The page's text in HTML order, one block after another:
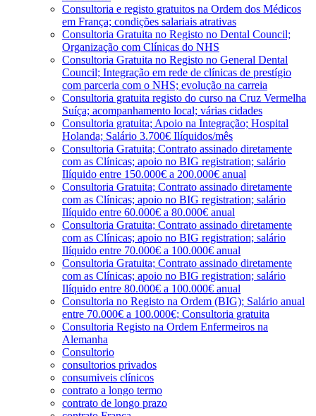
Consultoria e registo gratuitos na Ordem dos Médicos
em França; condições salariais atrativas
Consultoria Gratuita no Registo no Dental Council;
Organização com Clínicas do NHS
Consultoria Gratuita no Registo no General Dental
Council; Integração em rede de clínicas de prestígio
com parceria com o NHS; evolução na carreia
Consultoria gratuita registo do curso na Cruz Vermelha
Suíça; acompanhamento local; várias cidades
Consultoria gratuita; Apoio na Integração; Hospital
Holanda; Salário 3.700€ Ilíquidos/mês
Consultoria Gratuita; Contrato assinado diretamente
com as Clínicas; apoio no BIG registration; salário
Ilíquido entre 150.000€ a 200.000€ anual
Consultoria Gratuita; Contrato assinado diretamente
com as Clínicas; apoio no BIG registration; salário
Ilíquido entre 60.000€ a 80.000€ anual
Consultoria Gratuita; Contrato assinado diretamente
com as Clínicas; apoio no BIG registration; salário
Ilíquido entre 70.000€ a 100.000€ anual
Consultoria Gratuita; Contrato assinado diretamente
com as Clínicas; apoio no BIG registration; salário
Ilíquido entre 80.000€ a 100.000€ anual
Consultoria no Registo na Ordem (BIG); Salário anual
entre 70.000€ a 100.000€; Consultoria gratuita
Consultoria Registo na Ordem Enfermeiros na
Alemanha
Consultorio
consultorios privados
consumiveis clínicos
contrato a longo termo
contrato de longo prazo